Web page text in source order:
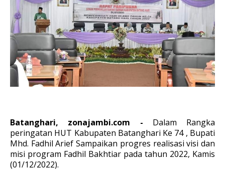
Batanghari, zonajambi.com - Dalam Rangka
peringatan HUT Kabupaten Batanghari Ke 74 , Bupati
Mhd. Fadhil Arief Sampaikan progres realisasi visi dan
misi program Fadhil Bakhtiar pada tahun 2022, Kamis
(01/12/2022).